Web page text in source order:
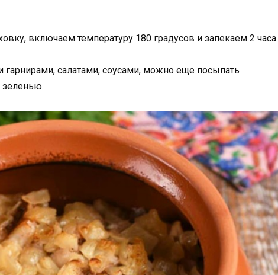
включаем температуру 180 градусов и запекаем 2 часа.
салатами, соусами, можно еще посыпать